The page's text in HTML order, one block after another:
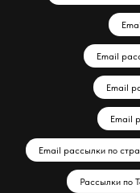
Email
Email
Email
Email рассылки по
Рассылки по